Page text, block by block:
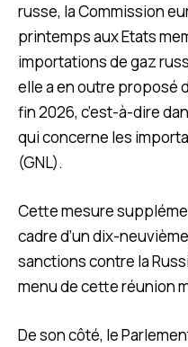
russe, la Commission
printemps aux Etats
importations de gaz
elle a en outre proposé
fin 2026, c’est-à-dire
qui concerne les
(GNL).
Cette mesure
cadre d’un dix-
sanctions contre la
menu de cette réunion
De son côté, le